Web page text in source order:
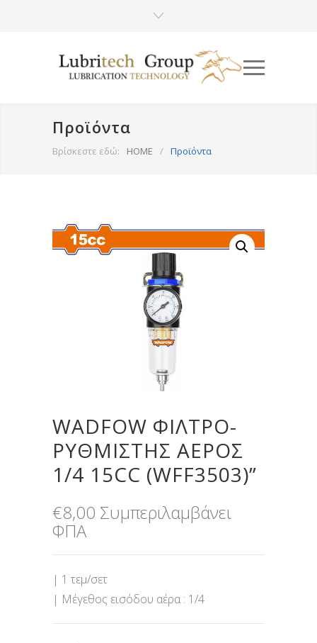
Προϊόντα
Βρίσκεστε εδώ: HOME / Προϊόντα
WADFOW ΦΙΛΤΡΟ-
ΡΥΘΜΙΣΤΗΣ ΑΕΡΟΣ
1/4 15CC (WFF3503)”
€8,00 Συμπεριλαμβάνει
ΦΠΑ
| 1 τεμ/σετ
| Μέγεθος εισόδου αέρα : 1/4